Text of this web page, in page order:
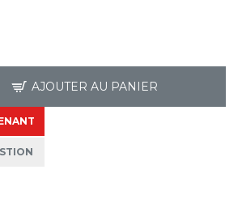
AJOUTER AU PANIER